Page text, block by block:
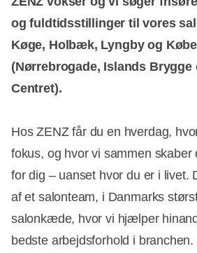
og fuldtidsstillinger til vores
Køge, Holbæk, Lyngby og
(Nørrebrogade, Islands Brygge
Centret).
Hos ZENZ får du en hverdag,
fokus, og hvor vi sammen skaber
for dig – uanset hvor du er i livet.
af et salonteam, i Danmarks
salonkæde, hvor vi hjælper
bedste arbejdsforhold i branchen.